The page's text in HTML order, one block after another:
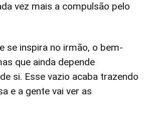
vez mais a compulsão pelo
se inspira no irmão, o bem-
que ainda depende
si. Esse vazio acaba trazendo
e a gente vai ver as